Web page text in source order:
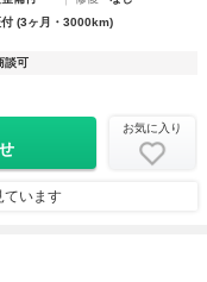
付 (3ヶ月・3000km)
談可
お気に入り
ています